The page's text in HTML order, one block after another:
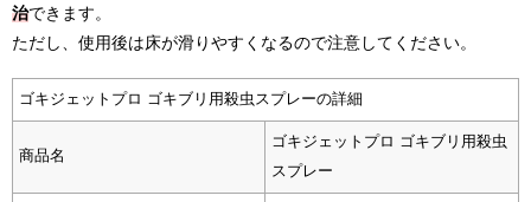
治できます。
ただし、使用後は床が滑りやすくなるので注意してください。
ゴキジェットプロ ゴキブリ用殺虫スプレーの詳細
商品名
ゴキジェットプロ ゴキブリ用殺虫
スプレー